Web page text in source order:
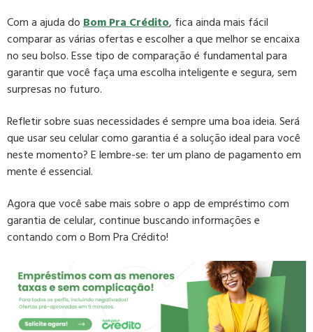
Com a ajuda doBom Pra Crédito, fica ainda mais fácil
comparar as várias ofertas e escolher a que melhor se encaixa
no seu bolso. Esse tipo de comparação é fundamental para
garantir que você faça uma escolha inteligente e segura, sem
surpresas no futuro.
Refletir sobre suas necessidades é sempre uma boa ideia. Será
que usar seu celular como garantia é a solução ideal para você
neste momento? E lembre-se: ter um plano de pagamento em
mente é essencial.
Agora que você sabe mais sobre o app de empréstimo com
garantia de celular, continue buscando informações e
contando com o Bom Pra Crédito!